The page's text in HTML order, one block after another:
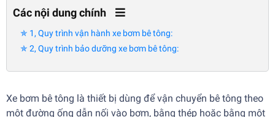
Các nội dung chính
✯ 1, Quy trình vận hành xe bơm bê tông:
✯ 2, Quy trình bảo dưỡng xe bơm bê tông:
Xe bơm bê tông là thiết bị dùng để vận chuyển bê tông theo
một đường ống dẫn nối vào bơm, bằng thép hoặc bằng một